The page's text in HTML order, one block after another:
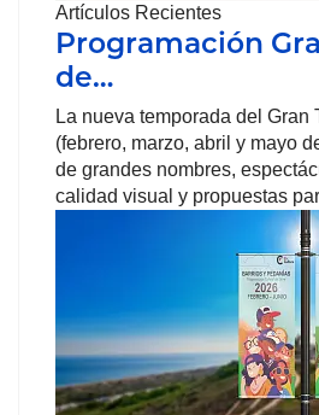
Artículos Recientes
Programación
de…
La nueva temporada del Gran
(febrero, marzo, abril y mayo
de grandes nombres,
calidad visual y propuestas